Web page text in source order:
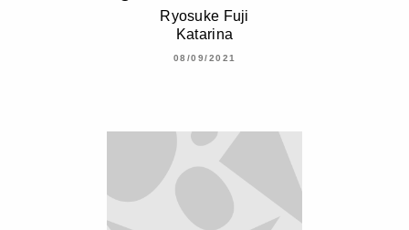
Ryosuke Fuji
Katarina
08/09/2021